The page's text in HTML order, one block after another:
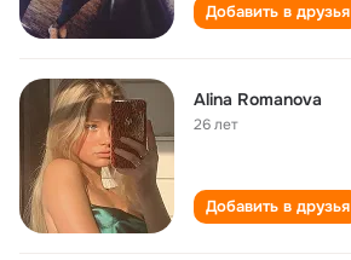
Добавить в друзья
Alina Romanova
26 лет
Добавить в друзья